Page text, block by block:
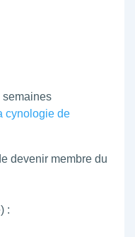
semaines
cynologie de
devenir membre du
: